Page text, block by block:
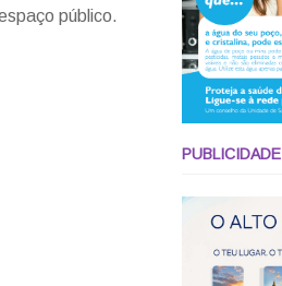
público.
PUBLICIDADE